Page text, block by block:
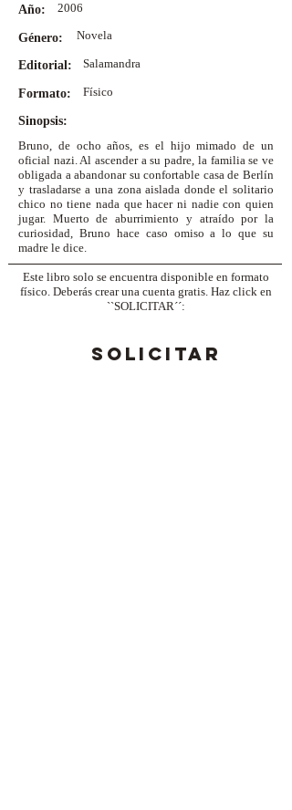
Año:
2006
Género: Novela
Salamandra
Editorial:
Formato: Físico
Sinopsis:
Bruno, de ocho años, es el hijo mimado de un
oficial nazi. Al ascender a su padre, la familia se ve
obligada a abandonar su confortable casa de Berlín
y trasladarse a una zona aislada donde el solitario
chico no tiene nada que hacer ni nadie con quien
jugar. Muerto de aburrimiento y atraído por la
curiosidad, Bruno hace caso omiso a lo que su
madre le dice.
Este libro solo se encuentra disponible en formato
físico. Deberás crear una cuenta gratis. Haz click en
``SOLICITAR´´:
SOLICITAR